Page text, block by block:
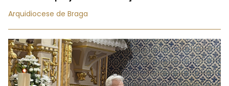
Arquidiocese de Braga